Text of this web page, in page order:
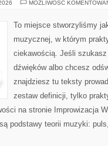
MOŻLIWOŚĆ
To miejsce stworzyliśmy
muzycznej, w którym
ciekawością. Jeśli
dźwięków albo chcesz
znajdziesz tu teksty
zestaw definicji, tylko
na stronie Improwizacja
podstawy teorii muzyki: